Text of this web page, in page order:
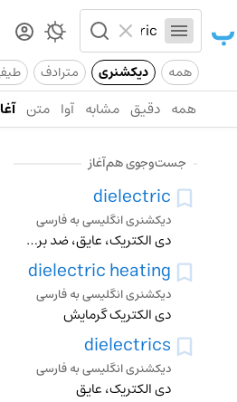
همه دیکشنری مترادف
همه دقیق مشابه آوا متن
جست‌وجوی هم‌آغاز
dielectric
دیکشنری انگلیسی به فارسی
دی الکتریک، عایق، ضد برق، برق بند
dielectric heating
دیکشنری انگلیسی به فارسی
دی الکتریک گرمایش
dielectrics
دیکشنری انگلیسی به فارسی
دی الکتریک، عایق